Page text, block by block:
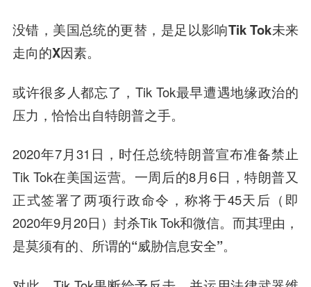
没错， 美国总统的更替，是足以影响Tik Tok未来
走向的X因素。
或许很多人都忘了，Tik Tok最早遭遇地缘政治的
压力，恰恰出自特朗普之手。
2020年7月31日，时任总统特朗普宣布准备禁止
Tik Tok在美国运营。一周后的8月6日，特朗普又
正式签署了两项行政命令，称将于45天后（即
2020年9月20日）封杀Tik Tok和微信。而其理由，
是莫须有的、所谓的“威胁信息安全”。